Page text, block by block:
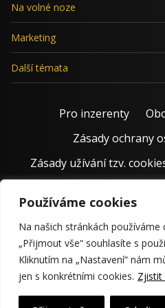
Používáme cookies
Na našich stránkách používáme
„Přijmout vše“ souhlasíte s
Kliknutím na „Nastavení“ nám
jen s konkrétními cookies. Zjistit
Na volné noze
Marketing
Další témata
Pro inzerenty
Zásady ochrany
Zásady užívání tzv.
© 2011 – 2026 Jiří Rostecký |